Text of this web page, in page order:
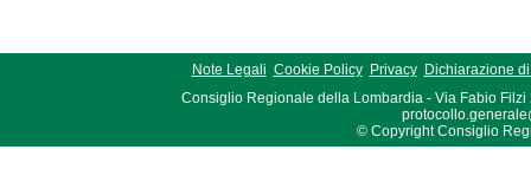
Note Legali Cookie Policy Privacy
Dichiarazione
Consiglio Regionale della Lombardia - Via Fabio Filzi
© Copyright Consiglio